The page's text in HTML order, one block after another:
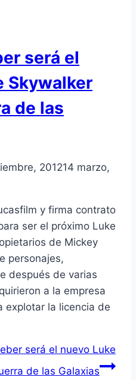
será el
Skywalker
de las
201214 marzo,
y firma contrato
ser el próximo Luke
de Mickey
personajes,
después de varias
a la empresa
explotar la licencia de
será el nuevo Luke
de las Galaxias